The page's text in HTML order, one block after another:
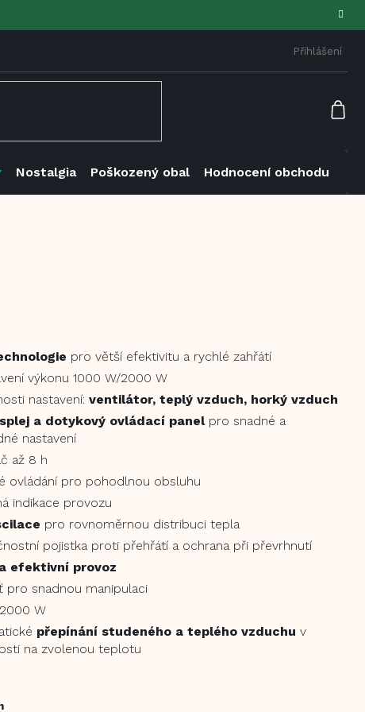
Přihlášení
Nostalgia Poškozený obal Hodnocení obchodu
pro větší efektivitu a rychlé zahřátí
výkonu 1000 W/2000 W
nastavení: ventilátor, teplý vzduch, horký vzduch
a dotykový ovládací panelpro snadné a
nastavení
až 8 h
ovládání pro pohodlnou obsluhu
indikace provozu
pro rovnoměrnou distribuci tepla
pojistka proti přehřátí a ochrana při převrhnutí
efektivní provoz
pro snadnou manipulaci
W
přepínání studeného a teplého vzduchu v
na zvolenou teplotu